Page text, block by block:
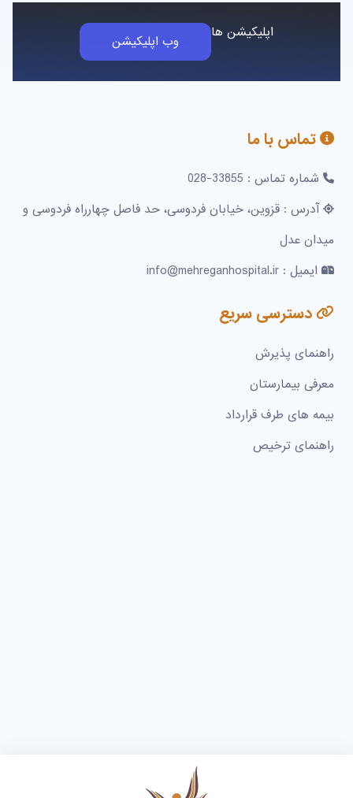
اپلیکیشن ها وب اپلیکیشن
تماس با ما
شماره تماس : 33855-028
آدرس : قزوین، خیابان فردوسی، حد فاصل چهارراه فردوسی و
میدان عدل
ایمیل : info@mehreganhospital.ir
دسترسی سریع
راهنمای پذیرش
معرفی بیمارستان
بیمه های طرف قرارداد
راهنمای ترخیص